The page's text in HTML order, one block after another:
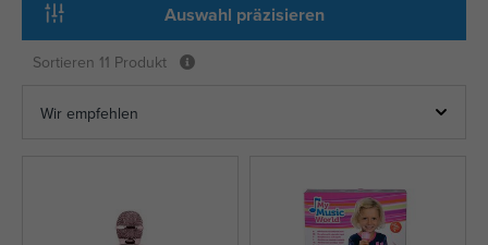
Auswahl präzisieren
Sortieren 11 Produkt